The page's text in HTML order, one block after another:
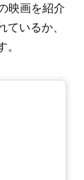
映画を紹介
いるか、